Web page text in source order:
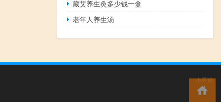
藏艾养生灸多少钱一盒
老年人养生汤
小男孩